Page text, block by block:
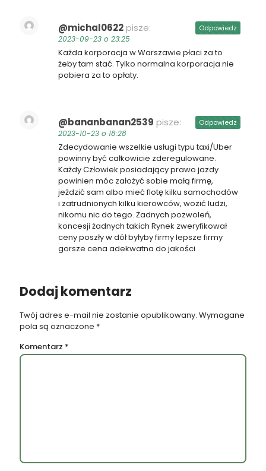
@michal0622pisze:
2023-09-23 o 23:25
Każda korporacja w Warszawie płaci za to
żeby tam stać. Tylko normalna korporacja nie
pobiera za to opłaty.
Odpowiedz
@bananbanan2539 pisze:
2023-10-23 o 18:28
Zdecydowanie wszelkie usługi typu taxi/Uber
powinny być całkowicie zderegulowane.
Każdy Człowiek posiadający prawo jazdy
powinien móc założyć sobie małą firmę,
jeździć sam albo mieć flotę kilku samochodów
i zatrudnionych kilku kierowców, wozić ludzi,
nikomu nic do tego. Żadnych pozwoleń,
koncesji żadnych takich Rynek zweryfikował
ceny poszły w dół byłyby firmy lepsze firmy
gorsze cena adekwatna do jakości
Odpowiedz
Dodaj komentarz
Twój adres e-mail nie zostanie opublikowany. Wymagane
pola są oznaczone *
Komentarz *